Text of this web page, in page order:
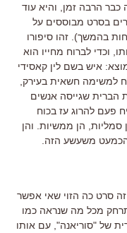
הרבה זמן, והיא עוד
בסרט מבוססים על
בהמשך). זהו סיפורו
וכדי לברוח מחייו הוא
איש בשם לין קאסידי
למשימה חשאית בעירק,
שגייסה אנשים
פעם להרוג עז בכוח
הן ממשיות. והן
משעשע הזה.
סרט כה הזוי שאי אפשר
מכל מה שנראה כמו
של "סוריאנה", עם אותו